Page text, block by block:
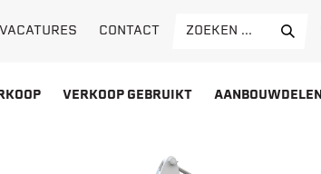
VACATURES CONTACT
Search
VERKOOP GEBRUIKT AANBOUWDELEN